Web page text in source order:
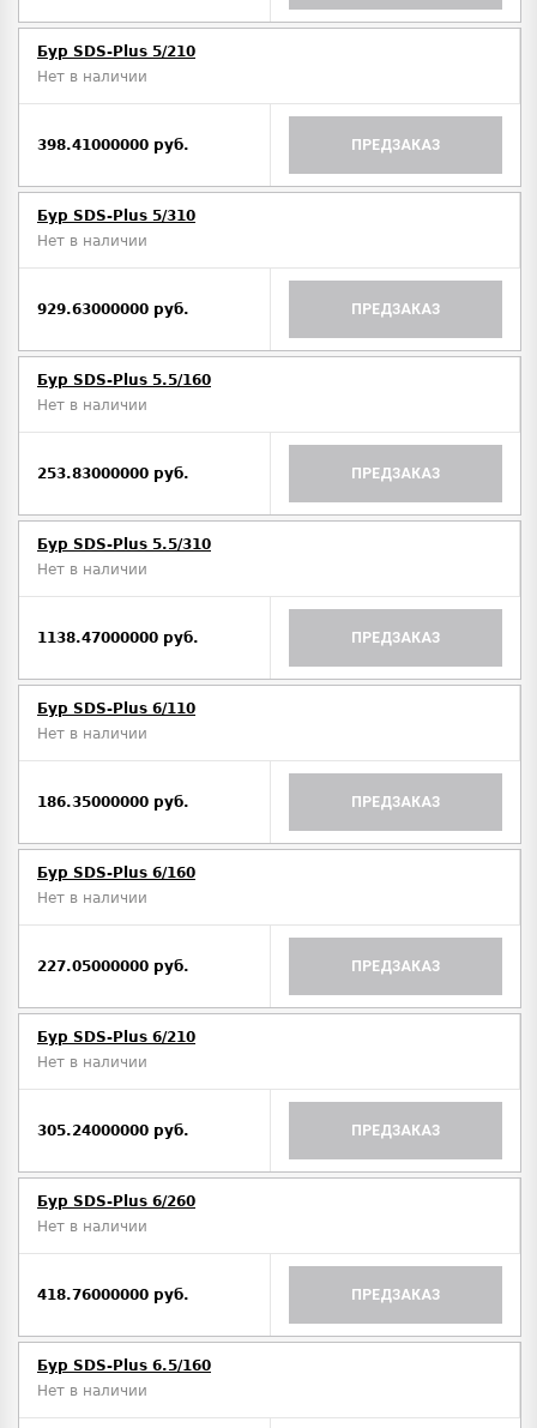
Бур SDS-Plus 5/210
Нет в наличии
398.41000000 руб. ПРЕДЗАКАЗ
Бур SDS-Plus 5/310
Нет в наличии
929.63000000 руб. ПРЕДЗАКАЗ
Бур SDS-Plus 5.5/160
Нет в наличии
253.83000000 руб. ПРЕДЗАКАЗ
Бур SDS-Plus 5.5/310
Нет в наличии
1138.47000000 руб. ПРЕДЗАКАЗ
Бур SDS-Plus 6/110
Нет в наличии
186.35000000 руб. ПРЕДЗАКАЗ
Бур SDS-Plus 6/160
Нет в наличии
227.05000000 руб. ПРЕДЗАКАЗ
Бур SDS-Plus 6/210
Нет в наличии
305.24000000 руб. ПРЕДЗАКАЗ
Бур SDS-Plus 6/260
Нет в наличии
418.76000000 руб. ПРЕДЗАКАЗ
Бур SDS-Plus 6.5/160
Нет в наличии